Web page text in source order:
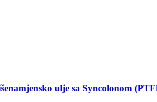
ulje sa Syncolonom